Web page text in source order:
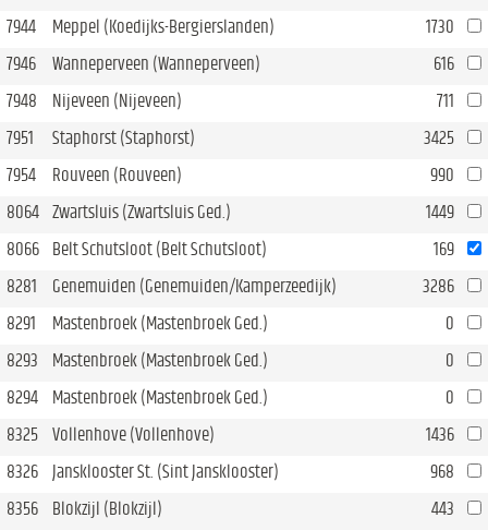
7944
Meppel (Koedijks-Bergierslanden)
1730
7946
Wanneperveen (Wanneperveen)
616
7948
Nijeveen (Nijeveen)
711
7951
Staphorst (Staphorst)
3425
7954
Rouveen (Rouveen)
990
8064
Zwartsluis (Zwartsluis Ged.)
1449
8066
Belt Schutsloot (Belt Schutsloot)
169
8281
Genemuiden (Genemuiden/Kamperzeedijk)
3286
8291
Mastenbroek (Mastenbroek Ged.)
0
8293
Mastenbroek (Mastenbroek Ged.)
0
8294
Mastenbroek (Mastenbroek Ged.)
0
8325
Vollenhove (Vollenhove)
1436
8326
Jansklooster St. (Sint Jansklooster)
968
8356
Blokzijl (Blokzijl)
443